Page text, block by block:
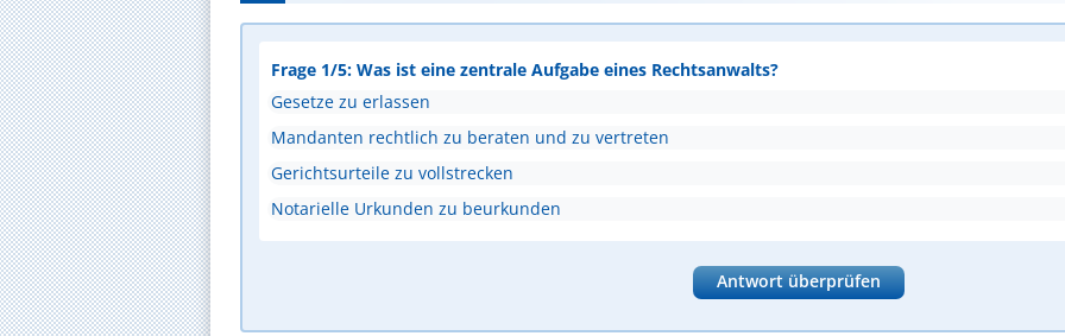
Frage 1/5: Was ist eine zentrale Aufgabe eines Rechtsanwalts?
Gesetze zu erlassen
Mandanten rechtlich zu beraten und zu vertreten
Gerichtsurteile zu vollstrecken
Notarielle Urkunden zu beurkunden
Antwort überprüfen